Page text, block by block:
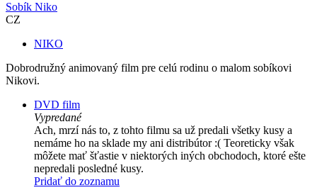
Sobík Niko
CZ
NIKO
Dobrodružný animovaný film pre celú rodinu o malom sobíkovi
Nikovi.
DVD film
Vypredané
Ach, mrzí nás to, z tohto filmu sa už predali všetky kusy a
nemáme ho na sklade my ani distribútor :( Teoreticky však
môžete mať šťastie v niektorých iných obchodoch, ktoré ešte
nepredali posledné kusy.
Pridať do zoznamu